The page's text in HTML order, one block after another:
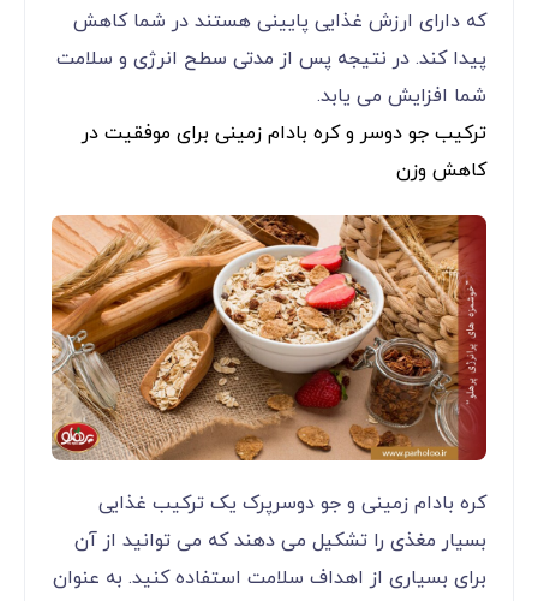
که دارای ارزش غذایی پایینی هستند در شما کاهش
پیدا کند. در نتیجه پس از مدتی سطح انرژی و سلامت
شما افزایش می یابد.
ترکیب جو دوسر و کره بادام زمینی برای موفقیت در
کاهش وزن
کره بادام زمینی و جو دوسرپرک یک ترکیب غذایی
بسیار مغذی را تشکیل می دهند که می توانید از آن
برای بسیاری از اهداف سلامت استفاده کنید. به عنوان